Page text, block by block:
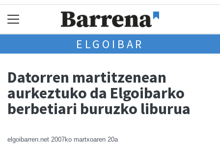
ELGOIBAR
Datorren martitzenean
aurkeztuko da Elgoibarko
berbetiari buruzko liburua
elgoibarren.net 2007ko martxoaren 20a